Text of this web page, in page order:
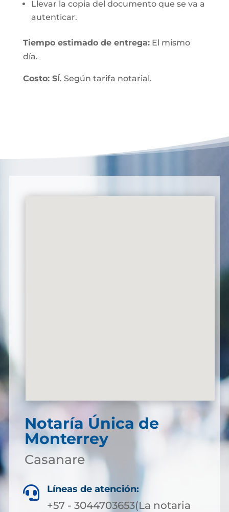
Llevar la copia del documento que se va a
autenticar.
Tiempo estimado de entrega:El mismo
día.
Costo: SÍ. Según tarifa notarial.
Notaría Única de
Monterrey
Casanare
 Líneas de atención:
+57 - 3044703653(La notaria